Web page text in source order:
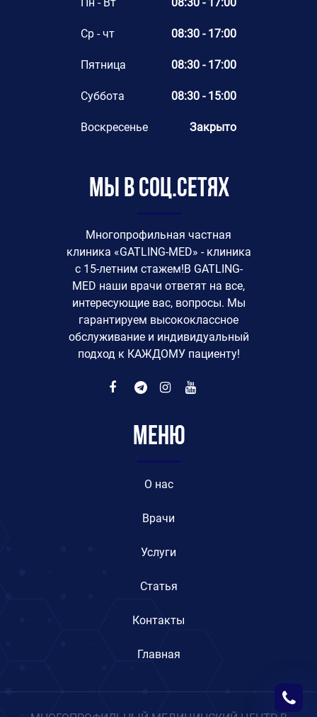
Ср - чт 08:30 - 17:00
Пятница 08:30 - 17:00
Суббота 08:30 - 15:00
Воскресенье Закрыто
Мы в соц.сетях
Многопрофильная частная
клиника «GATLING-MED» - клиника
с 15-летним стажем!В GATLING-
MED наши врачи ответят на все,
интересующие вас, вопросы. Мы
гарантируем высококлассное
обслуживание и индивидуальный
подход к КАЖДОМУ пациенту!
Меню
O нас
Врачи
Услуги
Статья
Контакты
Главная